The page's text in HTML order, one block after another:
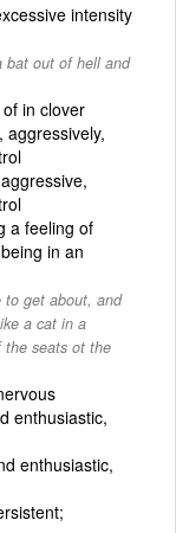
intensity
bat out of hell and
in clover
aggressively,
a feeling of
in an
to get about, and
a cat in a
the seats ot the
enthusiastic,
enthusiastic,